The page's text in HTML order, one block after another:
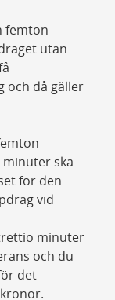
femton
utan
och då gäller
ska
för den
vid
minuter
och du
det